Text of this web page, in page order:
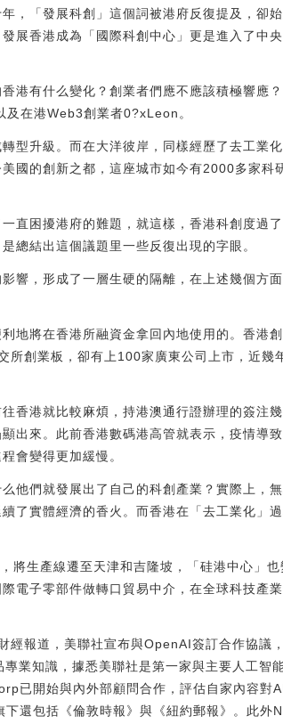
，「發展科創」這個詞被港府反復提及，卻
展香港成為「國際科創中心」更是進入了中
港有什么變化？創業者們應不應該積極響應？
在港Web3創業者0?xLeon。
型升級。而在大洋彼岸，同樣經歷了去工業
國的創新之都，這座城市如今有2000多家科
直困擾港府的難題，就這樣，香港科創度過
總結出這個議題里一些反復出現的字眼。
響，形成了一層生硬的隔離，在上述幾個方
地將在香港所融資金拿回內地使用的。香港
所創業板，卻有上100家廣東公司上市，近幾
香港就比較麻煩，持港澳通行證辦理的簽注
出來。此前香港數碼港高管就表示，疫情導
會變得更加緩慢。
他們就發展出了自己的科創產業？實際上，
了實體經濟的香火。而香港在「去工業化」
將生產線遷至天津和吉隆坡，「硅港中心」也
電子零部件做轉口貿易中介，在全球科技產
經報道，美聯社宣布與OpenAI簽訂合作協議
業知識，據悉美聯社是第一家與主要人工智
已開始與內外部顧問合作，評估自家內容對
還包括《倫敦時報》與《紐約郵報》。此外